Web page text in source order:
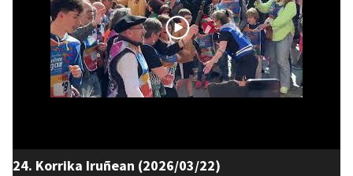
24. Korrika Iruñean (2026/03/22)